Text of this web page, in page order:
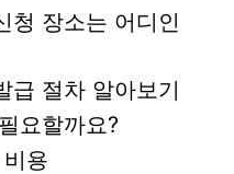
청 장소는 어디인
급 절차 알아보기
요할까요?
용